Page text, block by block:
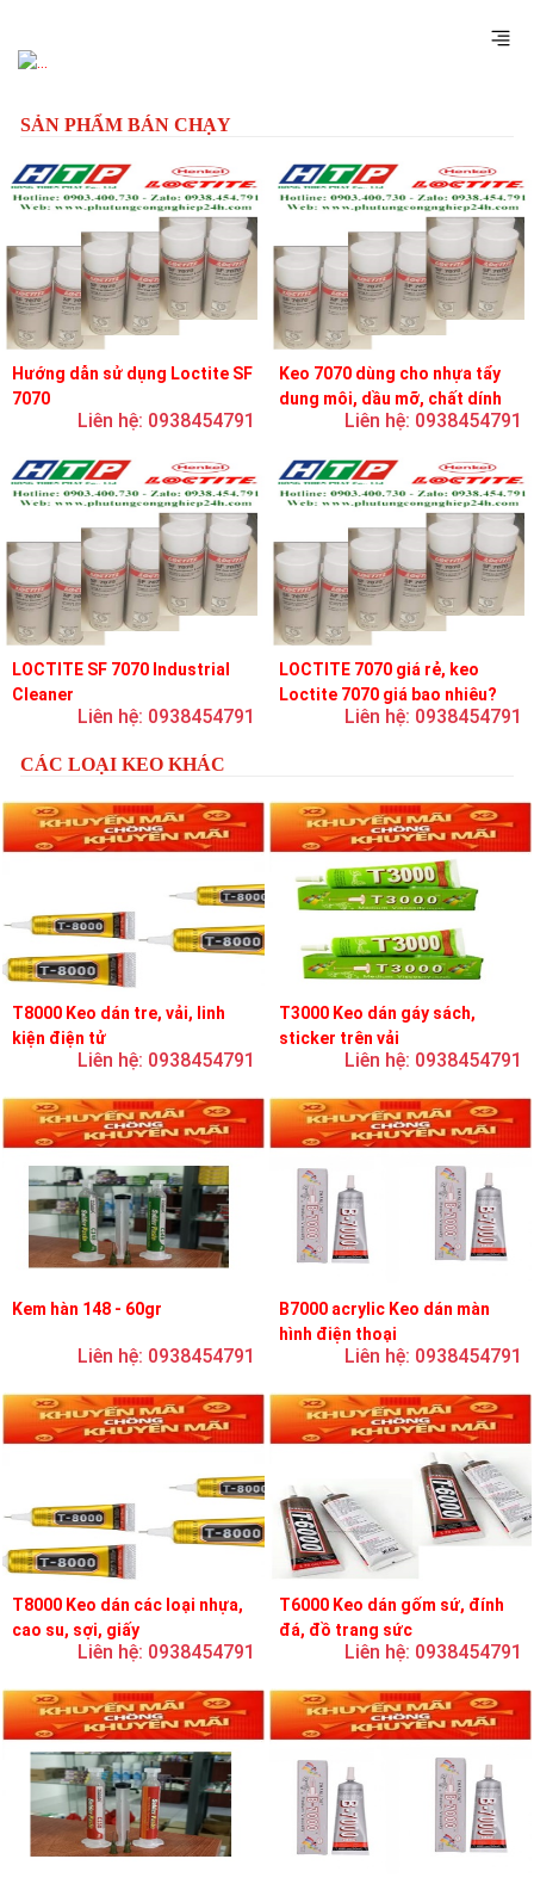
SẢN PHẨM BÁN CHẠY
Hướng dẫn sử dụng Loctite SF
7070
Liên hệ: 0938454791
Keo 7070 dùng cho nhựa tẩy
dung môi, dầu mỡ, chất dính
và chất bôi trơnLiên hệ: 0938454791
LOCTITE SF 7070 Industrial
Cleaner
Liên hệ: 0938454791
LOCTITE 7070 giá rẻ, keo
Loctite 7070 giá bao nhiêu?
Liên hệ: 0938454791
CÁC LOẠI KEO KHÁC
T8000 Keo dán tre, vải, linh
kiện điện tử
Liên hệ: 0938454791
T3000 Keo dán gáy sách,
sticker trên vải
Liên hệ: 0938454791
Kem hàn 148 - 60gr
Liên hệ: 0938454791
B7000 acrylic Keo dán màn
hình điện thoại
Liên hệ: 0938454791
T8000 Keo dán các loại nhựa,
cao su, sợi, giấy
Liên hệ: 0938454791
T6000 Keo dán gốm sứ, đính
đá, đồ trang sức
Liên hệ: 0938454791